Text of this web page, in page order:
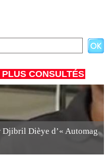
CONSULTÉS
Dièye d’« Automag